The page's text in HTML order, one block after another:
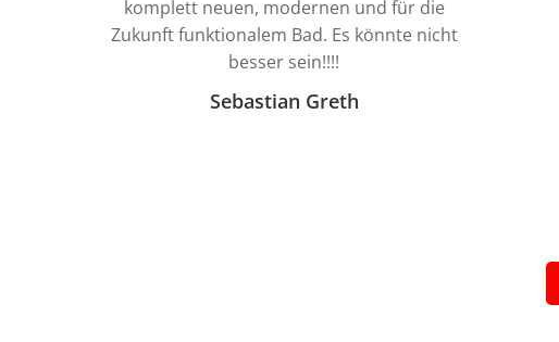
komplett neuen, modernen und für die
Zukunft funktionalem Bad. Es könnte nicht
besser sein!!!!
Sebastian Greth